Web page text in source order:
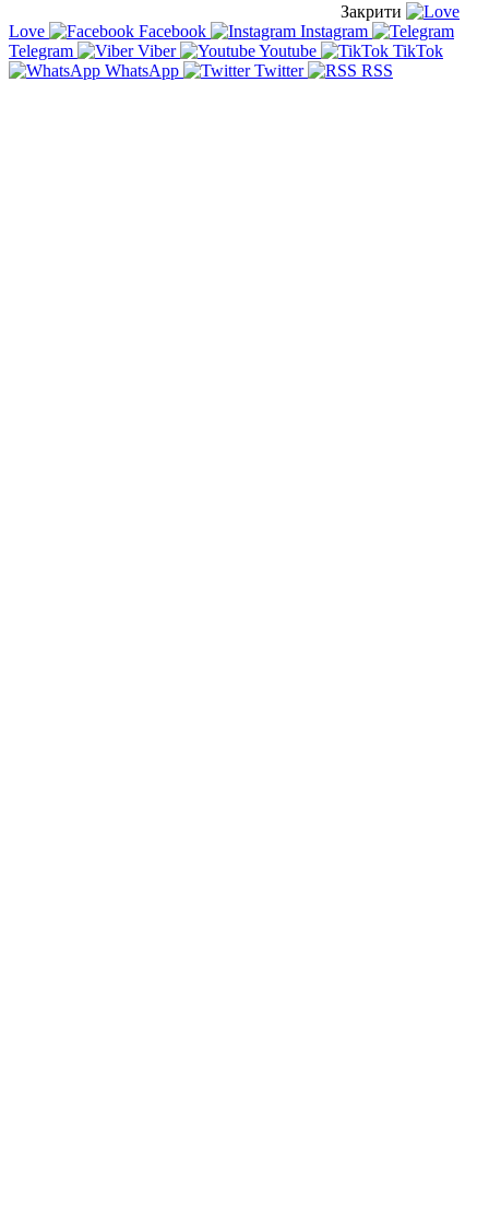
Закрити
Love
Facebook
Instagram
Telegram
Viber Youtube
TikTok
WhatsApp
Twitter RSS